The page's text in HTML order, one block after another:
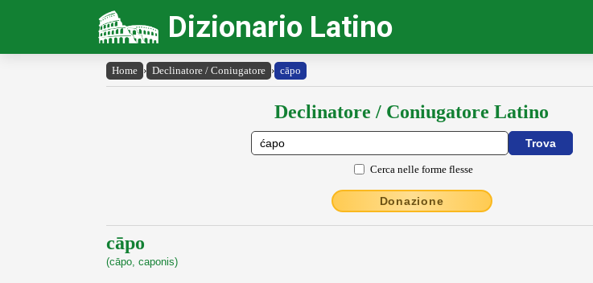
Dizionario Latino
Home › Declinatore / Coniugatore › cāpo
Declinatore / Coniugatore Latino
Cerca nelle forme flesse
Donazione
cāpo
(cāpo, caponis)